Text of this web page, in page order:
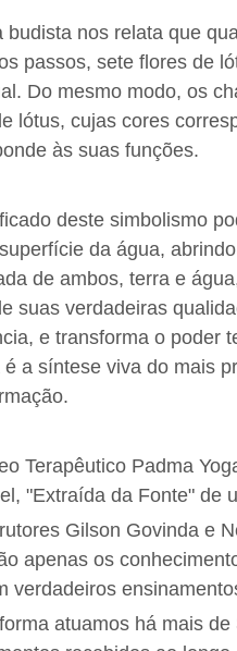
budista nos relata que
passos, sete flores de
Do mesmo modo, os
lótus, cujas cores
às suas funções.
deste simbolismo
da água,
de ambos, terra e
suas verdadeiras
e transforma o poder
é a síntese viva do mais
Terapêutico Padma
"Extraída da Fonte" de
Gilson Govinda e
apenas os
verdadeiros
atuamos há mais